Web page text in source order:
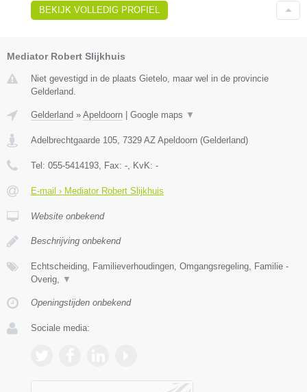
BEKIJK VOLLEDIG PROFIEL
Mediator Robert Slijkhuis
Niet gevestigd in de plaats Gietelo, maar wel in de provincie
Gelderland.
Gelderland » Apeldoorn | Google maps ▼
Adelbrechtgaarde 105 7329 AZ Apeldoorn (Gelderland)
Tel: 055-5414193 , Fax: - , KvK: -
E-mail › Mediator Robert Slijkhuis
Website onbekend
Beschrijving onbekend
Echtscheiding, Familieverhoudingen, Omgangsregeling, Familie -
Overig,
▼
Openingstijden onbekend
Sociale media: